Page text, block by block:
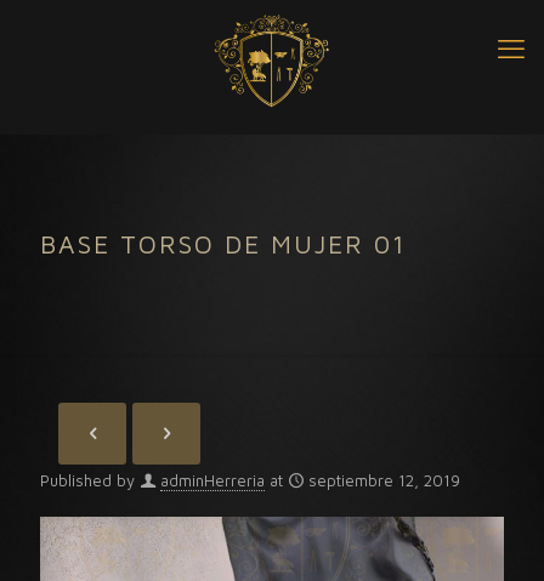
BASE TORSO DE MUJER 01
Published by adminHerreria at septiembre 12, 2019